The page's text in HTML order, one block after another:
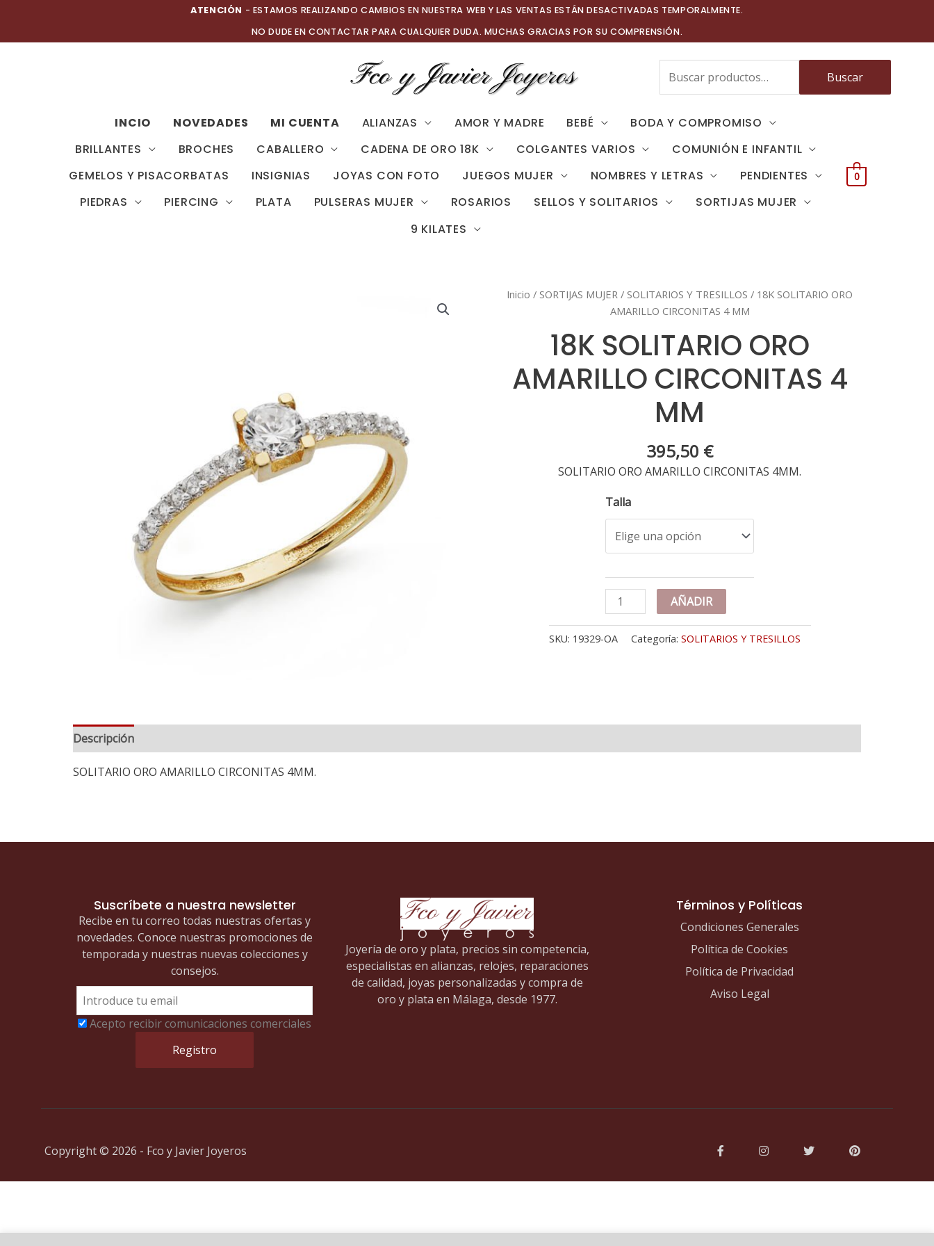
contenido
ATENCIÓN - ESTAMOS REALIZANDO CAMBIOS EN NUESTRA WEB Y LAS VENTAS ESTÁN DESACTIVADAS TEMPORALMENTE.
NO DUDE EN CONTACTAR PARA CUALQUIER DUDA. MUCHAS GRACIAS POR SU COMPRENSIÓN.
Buscar
por:
Buscar
INCIO NOVEDADES MI CUENTA ALIANZAS AMOR Y MADRE BEBÉ
BODA Y COMPROMISO
BRILLANTES
BROCHES CABALLERO CADENA DE ORO 18K COLGANTES VARIOS
COMUNIÓN E INFANTIL
GEMELOS Y PISACORBATAS
INSIGNIAS JOYAS CON FOTO JUEGOS MUJER NOMBRES Y LETRAS
PENDIENTES
PIEDRAS
PIERCING PLATA PULSERAS MUJER ROSARIOS SELLOS Y SOLITARIOS
SORTIJAS MUJER
9 KILATES
0
Inicio / SORTIJAS MUJER / SOLITARIOS Y TRESILLOS / 18K SOLITARIO ORO
AMARILLO CIRCONITAS 4 MM
18K SOLITARIO ORO
AMARILLO CIRCONITAS 4
MM
395,50 €
SOLITARIO ORO AMARILLO CIRCONITAS 4MM.
Talla
18K
SOLITARIO
ORO
AMARILLO
AÑADIR
SKU: 19329-OA Categoría: SOLITARIOS Y TRESILLOS
Descripción
SOLITARIO ORO AMARILLO CIRCONITAS 4MM.
Suscríbete a nuestra newsletter
Recibe en tu correo todas nuestras ofertas y
novedades. Conoce nuestras promociones de
temporada y nuestras nuevas colecciones y
consejos.
Acepto recibir comunicaciones comerciales
Joyería de oro y plata, precios sin competencia,
especialistas en alianzas, relojes, reparaciones
de calidad, joyas personalizadas y compra de
oro y plata en Málaga, desde 1977.
Términos y Políticas
Condiciones Generales
Política de Cookies
Política de Privacidad
Aviso Legal
Copyright © 2026 - Fco y Javier Joyeros